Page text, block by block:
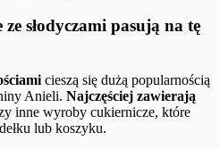
słodyczami pasują na tę
cieszą się dużą popularnością
Anieli. Najczęściej zawierają
inne wyroby cukiernicze, które
lub koszyku.